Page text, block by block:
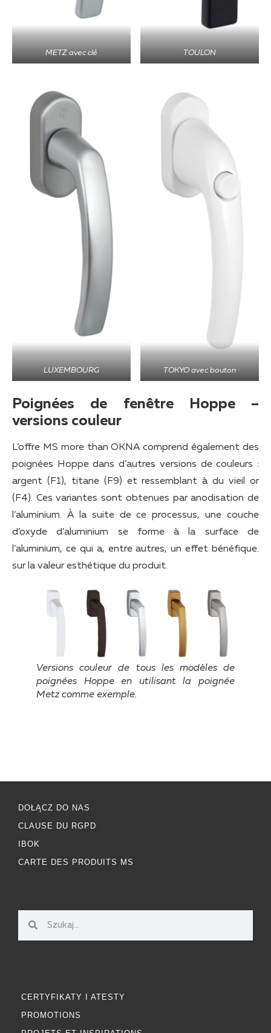
METZ avec clé TOULON
LUXEMBOURG TOKYO avec bouton
Poignées de fenêtre Hoppe –
versions couleur
L’offre MS more than OKNA comprend également des
poignées Hoppe dans d’autres versions de couleurs :
argent (F1), titane (F9) et ressemblant à du vieil or
(F4). Ces variantes sont obtenues par anodisation de
l’aluminium. À la suite de ce processus, une couche
d’oxyde d’aluminium se forme à la surface de
l’aluminium, ce qui a, entre autres, un effet bénéfique.
sur la valeur esthétique du produit.
Versions couleur de tous les modèles de
poignées Hoppe en utilisant la poignée
Metz comme exemple.
DOŁĄCZ DO NAS
CLAUSE DU RGPD
IBOK
CARTE DES PRODUITS MS
CERTYFIKATY I ATESTY
PROMOTIONS